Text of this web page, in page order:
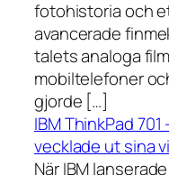
fotohistoria och
avancerade
talets analoga
mobiltelefoner
gjorde […]
IBM ThinkPad
vecklade ut sina
När IBM